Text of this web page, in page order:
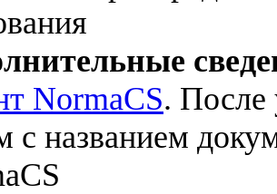
NormaCS. После
с названием